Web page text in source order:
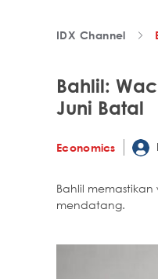
IDX Channel
Bahlil:
Juni Batal
Economics
Bahlil
mendatang.